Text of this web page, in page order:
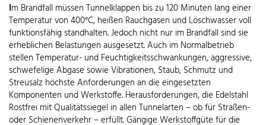
Im Brandfall müssen Tunnelklappen bis zu 120 Minuten lang einer
Temperatur von 400°C, heißen Rauchgasen und Löschwasser voll
funktionsfähig standhalten. Jedoch nicht nur im Brandfall sind sie
erheblichen Belastungen ausgesetzt. Auch im Normalbetrieb
stellen Temperatur- und Feuchtigkeitsschwankungen, aggressive,
schwefelige Abgase sowie Vibrationen, Staub, Schmutz und
Streusalz höchste Anforderungen an die eingesetzten
Komponenten und Werkstoffe. Herausforderungen, die Edelstahl
Rostfrei mit Qualitätssiegel in allen Tunnelarten – ob für Straßen-
oder Schienenverkehr – erfüllt. Gängige Werkstoffgüte für die